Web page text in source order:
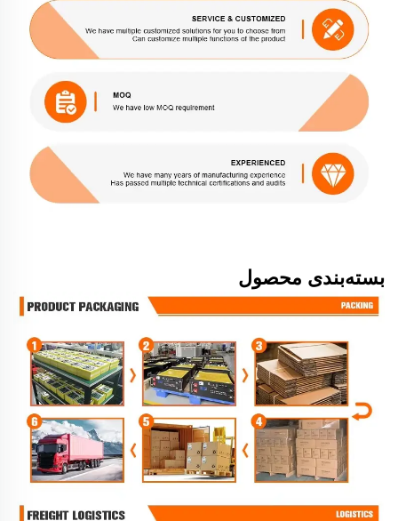
بسته‌بندی محصول